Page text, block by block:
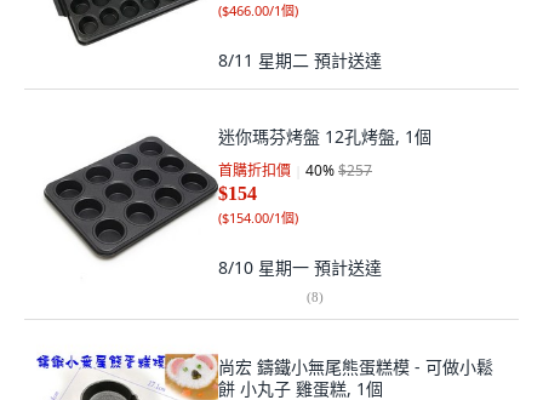
($466.00/1個)
8/11 星期二 預計送達
迷你瑪芬烤盤 12孔烤盤, 1個
首購折扣價 40%$257
$154
($154.00/1個)
8/10 星期一 預計送達
(8)
尚宏 鑄鐵小無尾熊蛋糕模 - 可做小鬆
餅 小丸子 雞蛋糕, 1個